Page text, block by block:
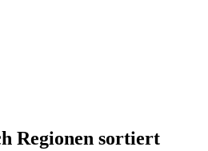
Regionen sortiert